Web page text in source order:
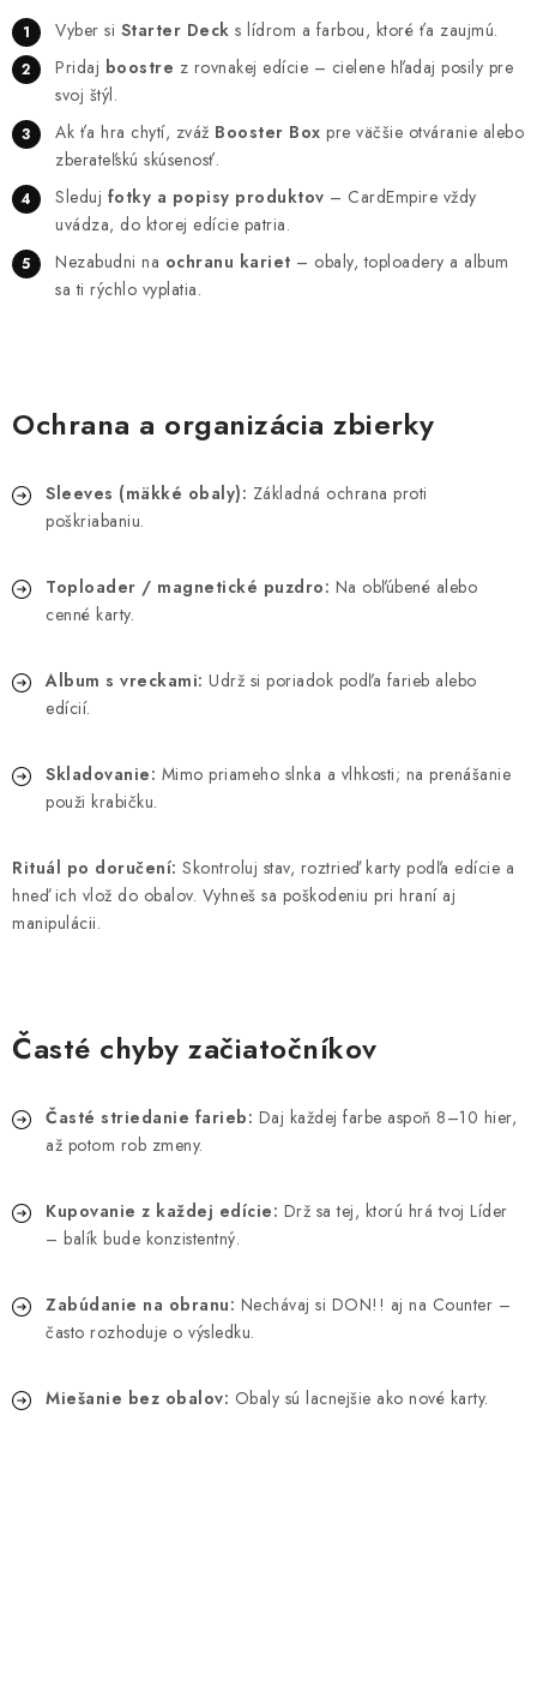
Vyber si Starter Deck s lídrom a farbou, ktoré ťa zaujmú.
Pridaj boostre z rovnakej edície – cielene hľadaj posily pre
svoj štýl.
Ak ťa hra chytí, zváž Booster Box pre väčšie otváranie alebo
zberateľskú skúsenosť.
Sleduj fotky a popisy produktov – CardEmpire vždy
uvádza, do ktorej edície patria.
Nezabudni na ochranu kariet – obaly, toploadery a album
sa ti rýchlo vyplatia.
Ochrana a organizácia zbierky
Sleeves (mäkké obaly): Základná ochrana proti
poškriabaniu.
Toploader / magnetické puzdro: Na obľúbené alebo
cenné karty.
Album s vreckami: Udrž si poriadok podľa farieb alebo
edícií.
Skladovanie: Mimo priameho slnka a vlhkosti; na prenášanie
použi krabičku.
Rituál po doručení: Skontroluj stav, roztrieď karty podľa edície a
hneď ich vlož do obalov. Vyhneš sa poškodeniu pri hraní aj
manipulácii.
Časté chyby začiatočníkov
Časté striedanie farieb: Daj každej farbe aspoň 8–10 hier,
až potom rob zmeny.
Kupovanie z každej edície: Drž sa tej, ktorú hrá tvoj Líder
– balík bude konzistentný.
Zabúdanie na obranu: Nechávaj si DON!! aj na Counter –
často rozhoduje o výsledku.
Miešanie bez obalov: Obaly sú lacnejšie ako nové karty.